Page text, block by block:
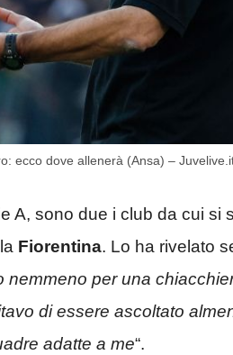
ecco dove allenerà (Ansa) –
A, sono due i club da cui si
Fiorentina. Lo ha rivelato
nemmeno per una
di essere ascoltato
adatte a me“.